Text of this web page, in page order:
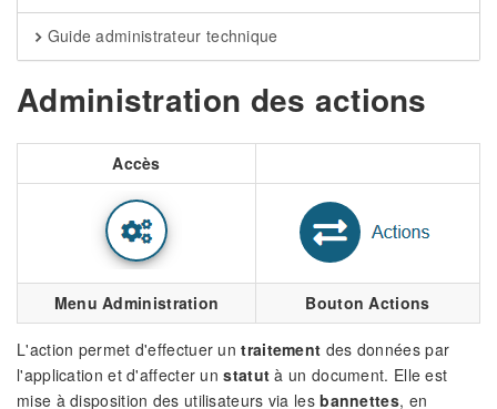
Guide administrateur technique
Administration des actions
Accès
Menu Administration Bouton Actions
L'action permet d'effectuer untraitement des données par
l'application et d'affecter unstatut à un document. Elle est
mise à disposition des utilisateurs via lesbannettes, en